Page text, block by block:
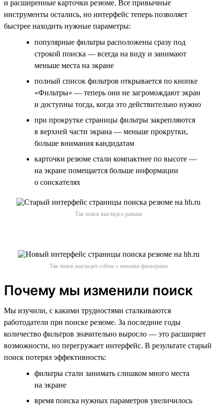
и расширенные карточки резюме. Все привычные
инструменты остались, но интерфейс теперь позволяет
быстрее находить нужные параметры:
популярные фильтры расположены сразу под
строкой поиска — всегда на виду и занимают
меньше места на экране
полный список фильтров открывается по кнопке
«Фильтры» — теперь они не загромождают экран
и доступны тогда, когда это действительно нужно
при прокрутке страницы фильтры закрепляются
в верхней части экрана — меньше прокрутки,
больше внимания кандидатам
карточки резюме стали компактнее по высоте —
на экране помещается больше информации
о соискателях
Так поиск выглядел раньше
Так поиск выглядит сейчас с новыми фильтрами
Почему мы изменили поиск
Мы изучили, с какими трудностями сталкиваются
работодатели при поиске резюме. За последние годы
количество фильтров значительно выросло — это расширяет
возможности, но перегружает интерфейс. В результате старый
поиск потерял эффективность:
фильтры стали занимать слишком много места
на экране
время поиска нужных параметров увеличилось